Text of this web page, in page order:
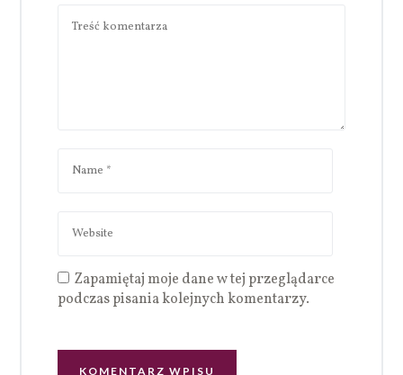
Zapamiętaj moje dane w tej przeglądarce
podczas pisania kolejnych komentarzy.